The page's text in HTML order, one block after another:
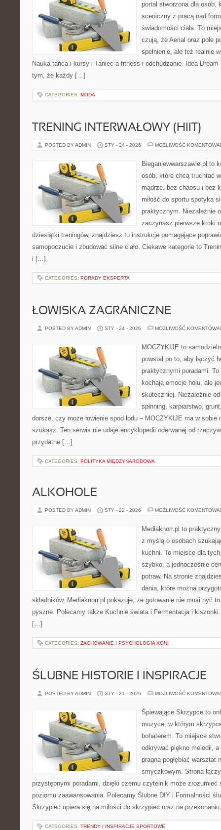
portal stworzona dla osób,
sceniczny z pracą nad
świadomości ciała. To
czują, że Aerial oraz pole
spełnienie, ale też realnie
Nauka tańca i kursy i Taniec a fitness i odchudzanie. Idea Dream
tym, że każdy […]
CATEGORIES: MODA
TRENING INTERWAŁOWY (HIIT)
POSTED BY ADMIN STY - 24 - 2026 MOŻLIWOŚĆ
Bieganiewwarszawie.pl to
osób, które chcą truchtać
mądrze, bez chaosu i bez
miłość do sportu spotyka
praktycznym. Niezależnie
zaczynasz pierwsze kroki
dziesiątki treningów, znajdziesz tu instrukcje pomagające
samopoczucie i zbudować silne ciało. Ciekawe kategorie to
i […]
CATEGORIES: PORADY EKSPERTA
ŁOWISKA ZAGRANICZNE
POSTED BY ADMIN STY - 24 - 2026 MOŻLIWOŚĆ
MOCZYKIJE to
powstał po to, aby łączyć
praktycznymi poradami.
kochają emocje holu, ale
skuteczniej. Niezależnie
spinning, karpiarstwo,
dorsze, czy może łowienie spod lodu – MOCZYKIJE ma w sobie
szukasz. Ten serwis nie udaje encyklopedii oderwanej od
przydatne […]
CATEGORIES: POLITYKA MIĘDZYNARODOWA
ALKOHOLE
POSTED BY ADMIN STY - 22 - 2026 MOŻLIWOŚĆ
Mediaknorr.pl to
z myślą o osobach
kuchni. To miejsce dla
szybko, a jednocześnie
potraw. Na stronie
dania, które można
składników. Mediaknorr.pl pokazuje, że gotowanie nie musi być
pyszne. Polecamy także Kuchnie świata i Fermentacja i
[…]
CATEGORIES: ZACHOWANIE I PSYCHOLOGIA KONI
ŚLUBNE HISTORIE I INSPIRACJE
POSTED BY ADMIN STY - 21 - 2026 MOŻLIWOŚĆ
Śpiewające Skrzypce to
muzyce, w którym
bohaterem. To miejsce
odkrywać piękno melodii,
pragną pogłębiać warsztat
smyczkowym. Strona
przystępnymi poradami, dzięki czemu czytelnik może zrozumieć
poziomu zaawansowania. Polecamy Ślubne DIY i Formalności
Skrzypiec opiera się na miłości do skrzypiec oraz na
CATEGORIES: TRENDY I INSPIRACJE SPORTOWE